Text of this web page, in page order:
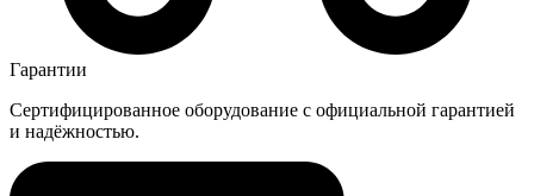
Гарантии
Сертифицированное оборудование с официальной гарантией
и надёжностью.